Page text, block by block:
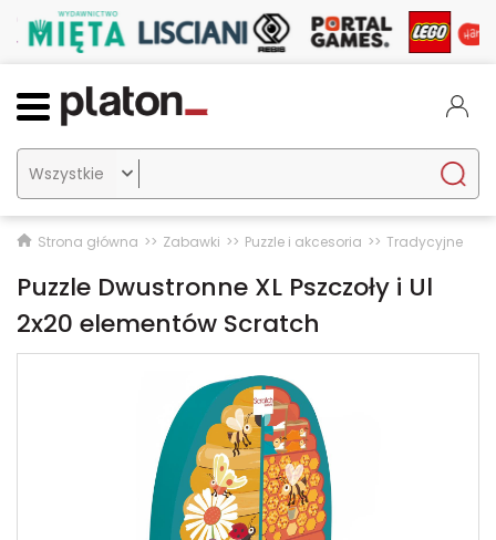

Strona główna Zabawki Puzzle i akcesoria Tradycyjne
Puzzle Dwustronne XL Pszczoły i Ul
2x20 elementów Scratch